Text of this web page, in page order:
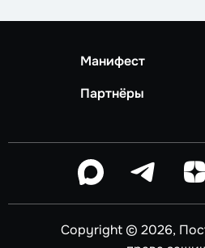
Манифест
Партнёры
Copyright © 2026,